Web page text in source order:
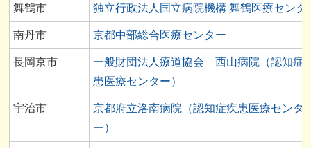
舞鶴市 独立行政法人国立病院機構 舞鶴医療センタ
南丹市 京都中部総合医療センター
長岡京市
一般財団法人療道協会 西山病院（認知症
患医療センター）
宇治市
京都府立洛南病院（認知症疾患医療センタ
ー）